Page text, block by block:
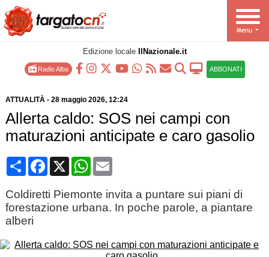
Edizione locale IlNazionale.it
Radio Alba ABBONATI
ATTUALITÀ- 28 maggio 2026, 12:24
Allerta caldo: SOS nei campi con
maturazioni anticipate e caro gasolio
CondividiFacebook
X WhatsApp
Email
Coldiretti Piemonte invita a puntare sui piani di
forestazione urbana. In poche parole, a piantare
alberi